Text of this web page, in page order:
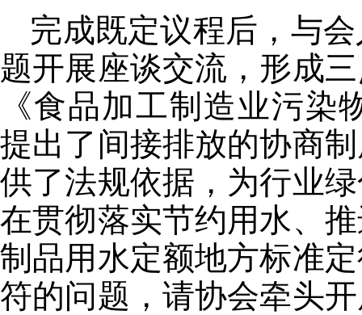
完成既定议程后，与
题开展座谈交流，形成
《食品加工制造业污染
提出了间接排放的协商
供了法规依据，为行业
在贯彻落实节约用水、
制品用水定额地方标准
符的问题，请协会牵头